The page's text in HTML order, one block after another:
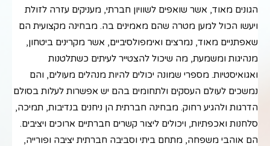
הגונים מאוד, אשר שואפים לשוויון חברתי, מעניקים עזרה לזולת
ויעשו הכול למען מטרה שהם מאמינים בה. מבחינה מקצועית הם
שאפתניים מאוד, נמרצים ואימפולסיביים, אשר מקרינים ביטחון,
מנהיגות ומשמעת, מה שיכול להצטייר לעיתים כשתלטנות
ואגואיסטיות. מספרי שמונה יכולים להיות מנהלים מעולים, והם
נמשכים לעולם העסקים ולתחומים בהם יש אפשרות לעלות בסולם
הדרגות ולהגיע רחוק. מבחינה חברתית הן ניחנים בנדיבות, תמיכה,
סלחנות ואכפתיות, ויכולים ליצור קשרים חברתיים ארוכים ויציבים.
הם אוהבי משפחה, מתחם ביתי וסביבה חברתית יציבה ופורייה,